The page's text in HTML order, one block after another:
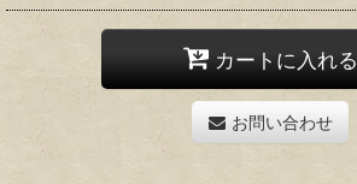
カートに入れる
お問い合わせ